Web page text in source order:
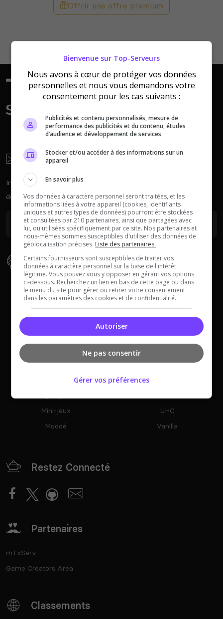
Valheim Hell Let Loose
The Front Atlas
Dune Awakening Empyrion
Squad
Neverwinter
Nights
Myth of Empires Enshrouded
Voir tous les
Offrir une offre premium
Newsletter
Inscrivez-vous à la newsletter pour recevoir chaque semaine
des actus sur les serveurs.
Types De Serveur
Bedwars
Cobblemon
Créatif
Gratuit
Mini-jeux
Moddé
Pixelmon
Premium
Prison
Semi-RP
UHC
Vanilla
Restez Connecté
Partenaires
mTxServ
Game Creators Area
Classements
Bienvenue sur Top-Serveurs
Nous avons à cœur de protéger vos données
personnelles et nous vous demandons votre
consentement pour les cas suivants :
Publicités et contenu personnalisés, mesure de
performance des publicités et du contenu, études
d’audience et développement de services
Stocker et/ou accéder à des informations sur un
appareil
En savoir plus
Vos données à caractère personnel seront traitées, et les
informations liées à votre appareil (cookies, identifiants
uniques et autres types de données) pourront être stockées
et consultées par 210 partenaires, ainsi que partagées avec
lui, ou utilisées spécifiquement par ce site. Nos partenaires et
nous-mêmes sommes susceptibles d'utiliser des données de
géolocalisation précises. Liste des partenaires.
Certains fournisseurs sont susceptibles de traiter vos
données à caractère personnel sur la base de l'intérêt
légitime. Vous pouvez vous y opposer en gérant vos options
ci-dessous. Recherchez un lien en bas de cette page ou dans
le menu du site pour gérer ou retirer votre consentement
dans les paramètres des cookies et de confidentialité.
Autoriser
Ne pas consentir
Gérer vos préférences